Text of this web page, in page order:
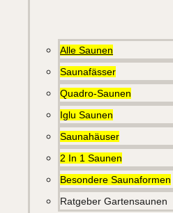
Alle Saunen
Saunafässer
Quadro-Saunen
Iglu Saunen
Saunahäuser
2 In 1 Saunen
Besondere Saunaformen
Ratgeber Gartensaunen